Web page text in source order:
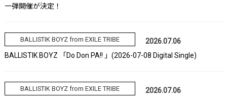
一弾開催が決定！
BALLISTIK BOYZ from EXILE TRIBE
2026.07.06
BALLISTIK BOYZ 「Do Don PA!! 」(2026-07-08 Digital Single)
BALLISTIK BOYZ from EXILE TRIBE
2026.07.06